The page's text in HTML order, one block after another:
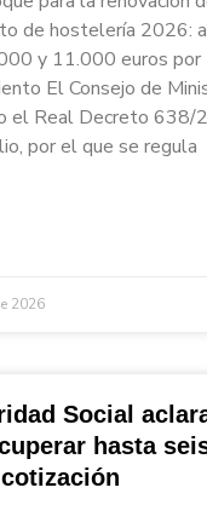
de hostelería 2026:
y 11.000 euros por
El Consejo de
el Real Decreto 638/
por el que se regula
2026
Social
hasta